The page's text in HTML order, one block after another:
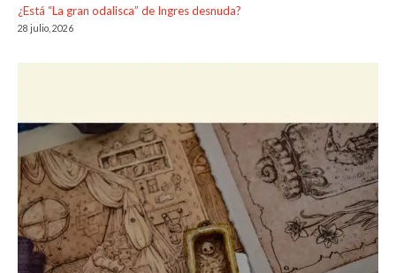
¿Está “La gran odalisca” de Ingres desnuda?
28 julio, 2026